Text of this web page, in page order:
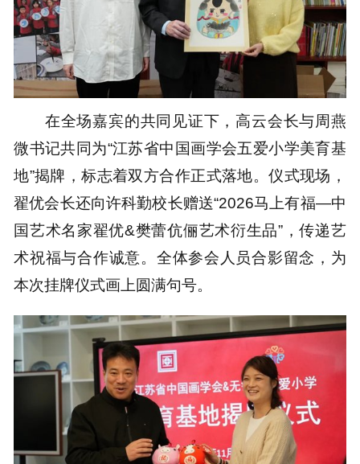
在全场嘉宾的共同见证下，高云会长与周燕
微书记共同为“江苏省中国画学会五爱小学美育基
地”揭牌，标志着双方合作正式落地。仪式现场，
翟优会长还向许科勤校长赠送“2026马上有福—中
国艺术名家翟优&樊蕾伉俪艺术衍生品”，传递艺
术祝福与合作诚意。全体参会人员合影留念，为
本次挂牌仪式画上圆满句号。